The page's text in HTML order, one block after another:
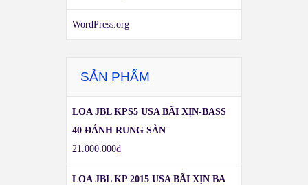
WordPress.org
SẢN PHẨM
LOA JBL KPS5 USA BÃI XỊN-BASS
40 ĐÁNH RUNG SÀN
21.000.000₫
LOA JBL KP 2015 USA BÃI XỊN BA